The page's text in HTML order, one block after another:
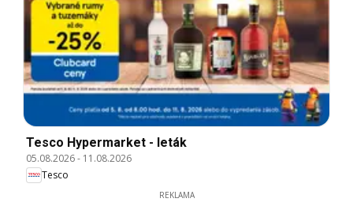
Tesco Hypermarket - leták
05.08.2026- 11.08.2026
Tesco
REKLAMA